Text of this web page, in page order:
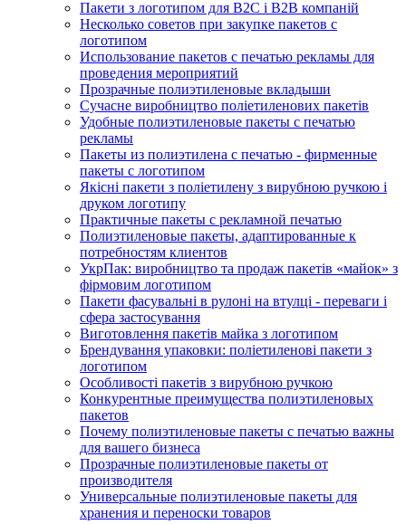
Пакети з логотипом для B2C і B2B компаній
Несколько советов при закупке пакетов с
логотипом
Использование пакетов с печатью рекламы для
проведения мероприятий
Прозрачные полиэтиленовые вкладыши
Сучасне виробництво поліетиленових пакетів
Удобные полиэтиленовые пакеты с печатью
рекламы
Пакеты из полиэтилена с печатью - фирменные
пакеты с логотипом
Якісні пакети з поліетилену з вирубною ручкою і
друком логотипу
Практичные пакеты с рекламной печатью
Полиэтиленовые пакеты, адаптированные к
потребностям клиентов
УкрПак: виробництво та продаж пакетів «майок» з
фірмовим логотипом
Пакети фасувальні в рулоні на втулці - переваги і
сфера застосування
Виготовлення пакетів майка з логотипом
Брендування упаковки: поліетиленові пакети з
логотипом
Особливості пакетів з вирубною ручкою
Конкурентные преимущества полиэтиленовых
пакетов
Почему полиэтиленовые пакеты с печатью важны
для вашего бизнеса
Прозрачные полиэтиленовые пакеты от
производителя
Универсальные полиэтиленовые пакеты для
хранения и переноски товаров